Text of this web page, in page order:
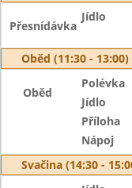
Přesnídávka
Jídlo
Oběd (11:30 - 13:00)
Oběd
Polévka
Jídlo
Příloha
Nápoj
Svačina (14:30 -